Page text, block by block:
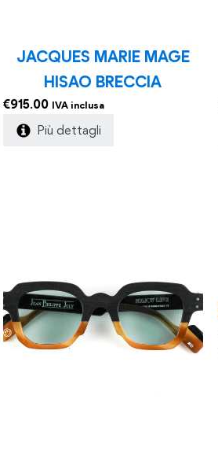
JACQUES MARIE MAGE
HISAO BRECCIA
€915.00 IVA inclusa
Più dettagli